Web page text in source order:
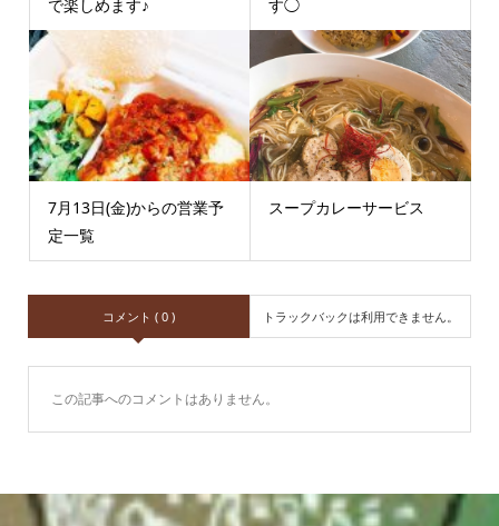
で楽しめます♪
す◯
7月13日(金)からの営業予
定一覧
スープカレーサービス
コメント ( 0 ) トラックバックは利用できません。
この記事へのコメントはありません。